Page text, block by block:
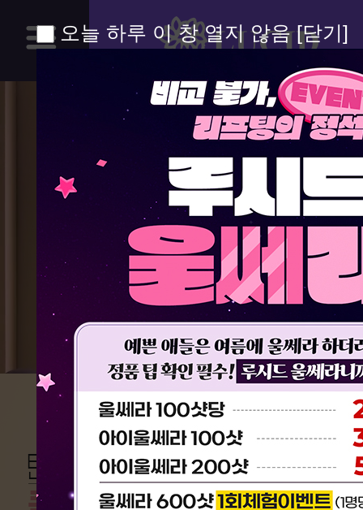
오늘 하루 이 창 열지 않음[닫기]